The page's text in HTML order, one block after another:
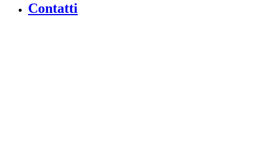
Contatti